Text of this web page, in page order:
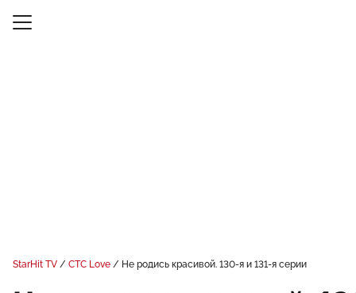
StarHit TV СТС Love Не родись красивой. 130-я и 131-я серии